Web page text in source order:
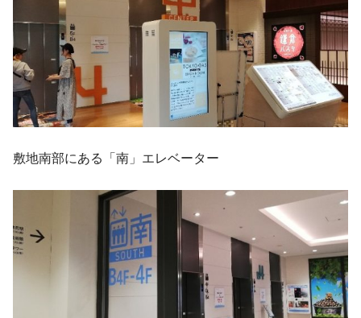
敷地南部にある「南」エレベーター